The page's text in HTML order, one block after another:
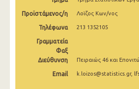
1o Τρίμηνο 2022
4o Τρίμηνο 2021
3o Τρίμηνο 2021
2o Τρίμηνο 2021
Προϊστάμενος/η Λοϊζος Κων/νος
Τηλέφωνα 213 1352105
Γραμματεία
Φαξ
Διεύθυνση
Πειραιώς 46 και
Email k.loizos@statistics.gr,